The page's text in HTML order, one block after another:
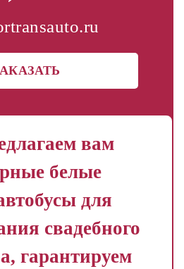
вам
белые
для
свадебного
гарантируем